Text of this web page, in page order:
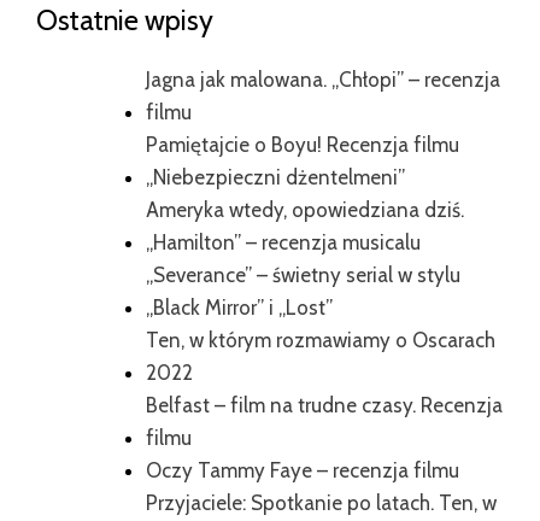
Ostatnie wpisy
Jagna jak malowana. „Chłopi” – recenzja
filmu
Pamiętajcie o Boyu! Recenzja filmu
„Niebezpieczni dżentelmeni”
Ameryka wtedy, opowiedziana dziś.
„Hamilton” – recenzja musicalu
„Severance” – świetny serial w stylu
„Black Mirror” i „Lost”
Ten, w którym rozmawiamy o Oscarach
2022
Belfast – film na trudne czasy. Recenzja
filmu
Oczy Tammy Faye – recenzja filmu
Przyjaciele: Spotkanie po latach. Ten, w